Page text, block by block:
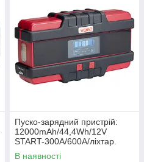
Пуско-зарядний пристрій:
12000mAh/44,4Wh/12V
START-300A/600A/ліхтар.
VOIN JS-600
В наявності